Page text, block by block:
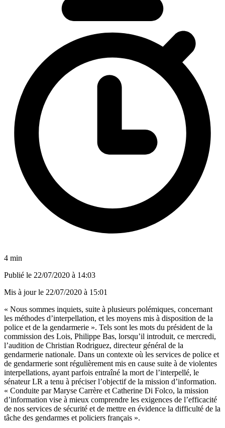
4 min
Publié le 22/07/2020 à 14:03
Mis à jour le 22/07/2020 à 15:01
« Nous sommes inquiets, suite à plusieurs polémiques, concernant
les méthodes d’interpellation, et les moyens mis à disposition de la
police et de la gendarmerie ». Tels sont les mots du président de la
commission des Lois, Philippe Bas, lorsqu’il introduit, ce mercredi,
l’audition de Christian Rodriguez, directeur général de la
gendarmerie nationale. Dans un contexte où les services de police et
de gendarmerie sont régulièrement mis en cause suite à de violentes
interpellations, ayant parfois entraîné la mort de l’interpellé, le
sénateur LR a tenu à préciser l’objectif de la mission d’information.
« Conduite par Maryse Carrère et Catherine Di Folco, la mission
d’information vise à mieux comprendre les exigences de l’efficacité
de nos services de sécurité et de mettre en évidence la difficulté de la
tâche des gendarmes et policiers français ».